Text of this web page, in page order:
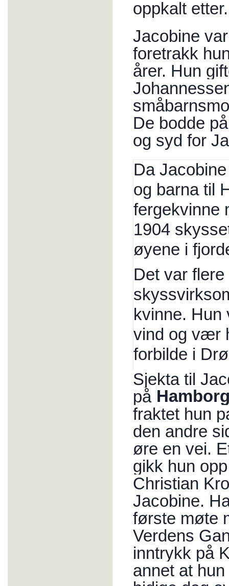
oppkalt etter.
Jacobine
foretrakk
årer. Hun
De bodde
og syd for
Da
og barna til
fergekvinne
1904
øyene i
Det var
kvinne. Hun
vind og vær
forbilde i
Sjekta til
på
fraktet hun
den andre
øre en vei.
gikk hun
Christian
Jacobine.
første møte
Verdens
inntrykk på
annet at